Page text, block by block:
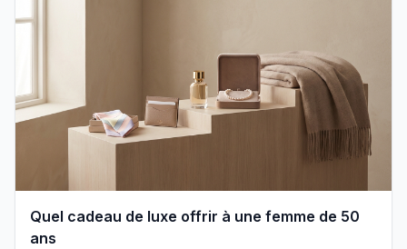
Quel cadeau de luxe offrir à une femme de 50
ans